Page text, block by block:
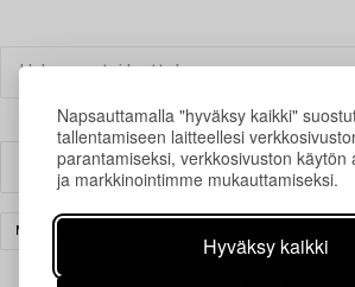
Napsauttamalla "hyväksy kaikki"
tallentamiseen laitteellesi
parantamiseksi, verkkosivuston käytön
ja markkinointimme mukauttamiseksi.
Hyväksy kaikki
Suodatin
MATOT & TEKSTIILIT